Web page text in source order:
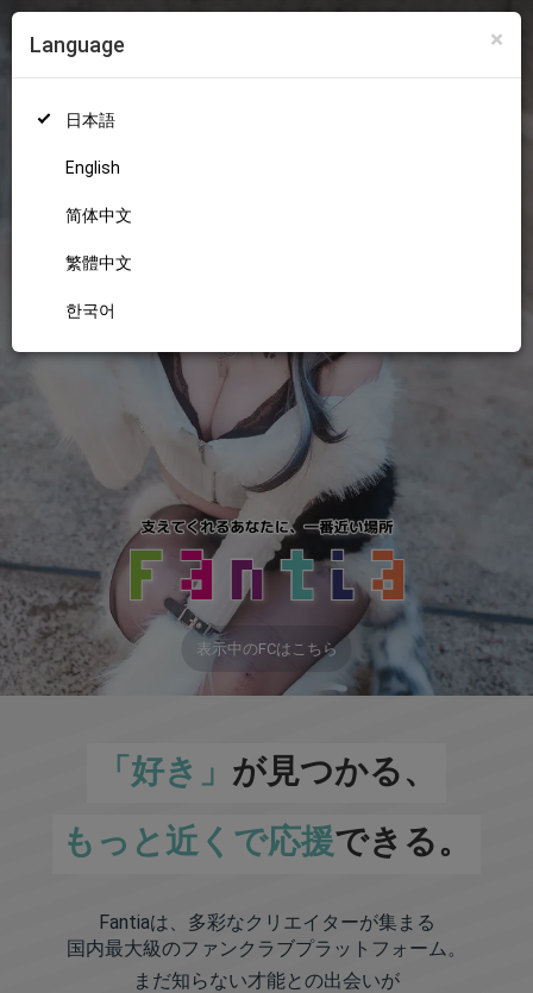
×
Language
日本語
English
简体中文
繁體中文
한국어
18+
表示中のFCはこちら
「好き」 が見つかる、
もっと近くで応援できる。
Fantiaは、多彩なクリエイターが集まる
国内最大級のファンクラブプラットフォーム。
まだ知らない才能との出会いが